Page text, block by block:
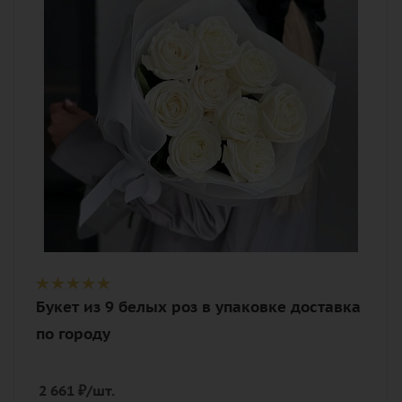
роза, лента, дизайнерская упаковка
Букет из 9 белых роз в упаковке доставка
по городу
2 661 ₽/шт.